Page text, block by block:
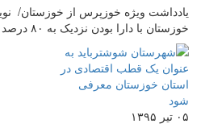
یادداشت ویژه خوزپرس از خوزستان/
خوزستان با دارا بودن نزدیک به ۸۰ درصد از منابع کشور از دیرباز...
۰۵ تیر ۱۳۹۵